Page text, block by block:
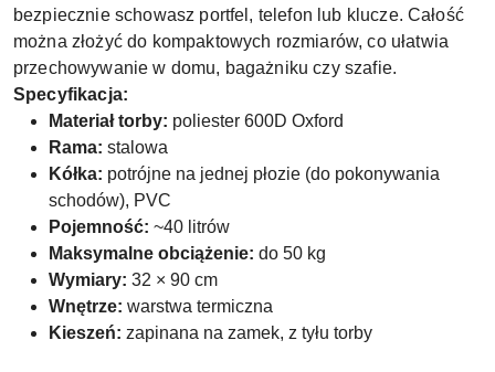
bezpiecznie schowasz portfel, telefon lub klucze. Całość
można złożyć do kompaktowych rozmiarów, co ułatwia
przechowywanie w domu, bagażniku czy szafie.
Specyfikacja:
Materiał torby: poliester 600D Oxford
Rama: stalowa
Kółka: potrójne na jednej płozie (do pokonywania
schodów), PVC
Pojemność: ~40 litrów
Maksymalne obciążenie: do 50 kg
Wymiary: 32 × 90 cm
Wnętrze: warstwa termiczna
Kieszeń: zapinana na zamek, z tyłu torby